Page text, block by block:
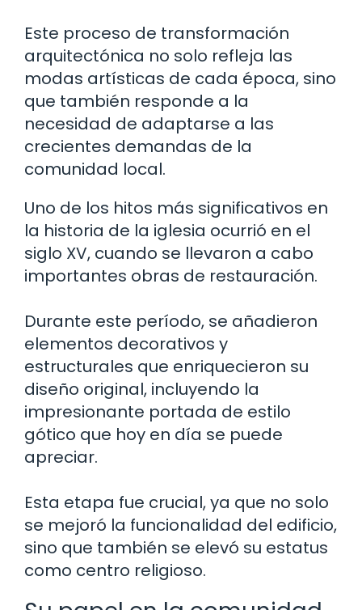
Este proceso de transformación
arquitectónica no solo refleja las
modas artísticas de cada época, sino
que también responde a la
necesidad de adaptarse a las
crecientes demandas de la
comunidad local.
Uno de los hitos más significativos en
la historia de la iglesia ocurrió en el
siglo XV, cuando se llevaron a cabo
importantes obras de restauración.
Durante este período, se añadieron
elementos decorativos y
estructurales que enriquecieron su
diseño original, incluyendo la
impresionante portada de estilo
gótico que hoy en día se puede
apreciar.
Esta etapa fue crucial, ya que no solo
se mejoró la funcionalidad del edificio,
sino que también se elevó su estatus
como centro religioso.